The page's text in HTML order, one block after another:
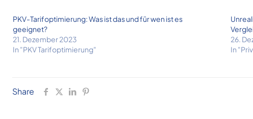
PKV-Tarifoptimierung: Was ist das und für wen ist es
geeignet?
21. Dezember 2023
In "PKV Tarifoptimierung"
26.
In
Share